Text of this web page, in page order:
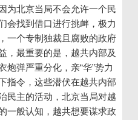
为北京当局不会允许一个民
会找到借口进行挑衅，极力
一个专制独裁且腐败的政府
，最重要的是，越共内部及
炮弹严重分化，亲“华”势力
指令，这些潜伏在越共内部
民主的活动，北京当局对越
一般认知，越共想要谋求政